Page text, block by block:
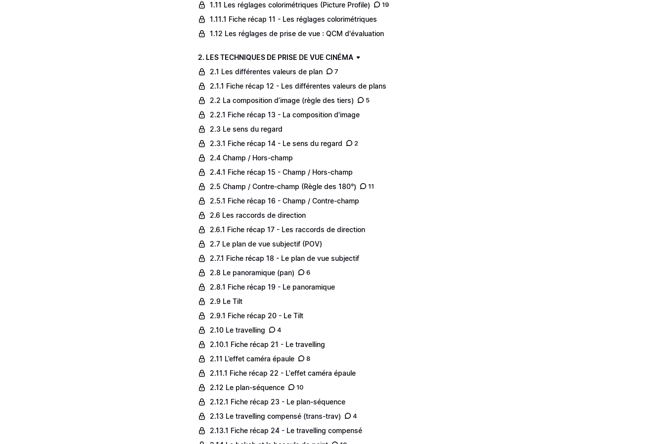
1.11 Les réglages colorimétriques (Picture Profile) 19
1.11.1 Fiche récap 11 - Les réglages colorimétriques
1.12 Les réglages de prise de vue : QCM d'évaluation
2. LES TECHNIQUES DE PRISE DE VUE CINÉMA
2.1 Les différentes valeurs de plan
7
2.1.1 Fiche récap 12 - Les différentes valeurs de plans
2.2 La composition d’image (règle des tiers)
5
2.2.1 Fiche récap 13 - La composition d'image
2.3 Le sens du regard
2.3.1 Fiche récap 14 - Le sens du regard
2
2.4 Champ / Hors-champ
2.4.1 Fiche récap 15 - Champ / Hors-champ
2.5 Champ / Contre-champ (Règle des 180°)
11
2.5.1 Fiche récap 16 - Champ / Contre-champ
2.6 Les raccords de direction
2.6.1 Fiche récap 17 - Les raccords de direction
2.7 Le plan de vue subjectif (POV)
2.7.1 Fiche récap 18 - Le plan de vue subjectif
2.8 Le panoramique (pan)
6
2.8.1 Fiche récap 19 - Le panoramique
2.9 Le Tilt
2.9.1 Fiche récap 20 - Le Tilt
2.10 Le travelling
4
2.10.1 Fiche récap 21 - Le travelling
2.11 L’effet caméra épaule
8
2.11.1 Fiche récap 22 - L'effet caméra épaule
2.12 Le plan-séquence
10
2.12.1 Fiche récap 23 - Le plan-séquence
2.13 Le travelling compensé (trans-trav)
4
2.13.1 Fiche récap 24 - Le travelling compensé